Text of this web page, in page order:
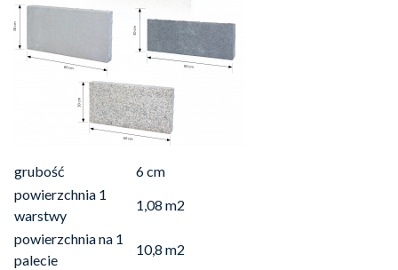
grubość
6 cm
powierzchnia 1
warstwy
1,08 m2
powierzchnia na 1
palecie
10,8 m2